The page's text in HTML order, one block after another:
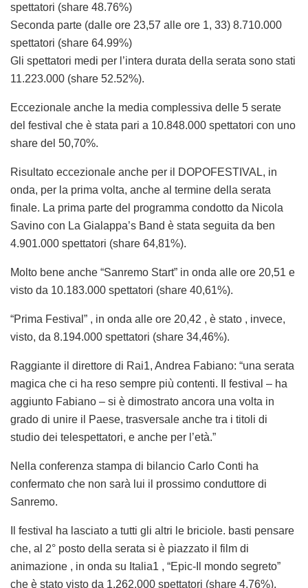
spettatori (share 48.76%)
Seconda parte (dalle ore 23,57 alle ore 1, 33) 8.710.000
spettatori (share 64.99%)
Gli spettatori medi per l’intera durata della serata sono stati
11.223.000 (share 52.52%).
Eccezionale anche la media complessiva delle 5 serate
del festival che è stata pari a 10.848.000 spettatori con uno
share del 50,70%.
Risultato eccezionale anche per il DOPOFESTIVAL, in
onda, per la prima volta, anche al termine della serata
finale. La prima parte del programma condotto da Nicola
Savino con La Gialappa’s Band è stata seguita da ben
4.901.000 spettatori (share 64,81%).
Molto bene anche “Sanremo Start” in onda alle ore 20,51 e
visto da 10.183.000 spettatori (share 40,61%).
“Prima Festival” , in onda alle ore 20,42 , è stato , invece,
visto, da 8.194.000 spettatori (share 34,46%).
Raggiante il direttore di Rai1, Andrea Fabiano: “una serata
magica che ci ha reso sempre più contenti. Il festival – ha
aggiunto Fabiano – si è dimostrato ancora una volta in
grado di unire il Paese, trasversale anche tra i titoli di
studio dei telespettatori, e anche per l’età.”
Nella conferenza stampa di bilancio Carlo Conti ha
confermato che non sarà lui il prossimo conduttore di
Sanremo.
Il festival ha lasciato a tutti gli altri le briciole. basti pensare
che, al 2° posto della serata si è piazzato il film di
animazione , in onda su Italia1 , “Epic-Il mondo segreto”
che è stato visto da 1.262.000 spettatori (share 4,76%).